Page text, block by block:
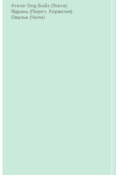
Ателе Олд Бойз (Тонга)
Ядрань (Пореч, Хорватия)
Овалье (Чили)